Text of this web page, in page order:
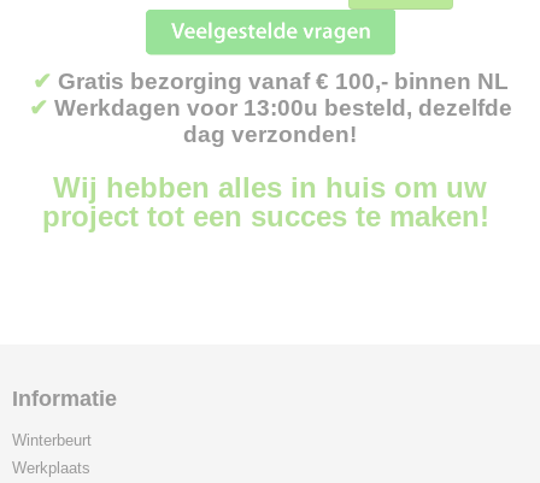
✔ Gratis bezorging vanaf € 100,- binnen NL
✔ Werkdagen voor 13:00u besteld, dezelfde
dag verzonden!
Wij hebben alles in huis om uw
project tot een succes te maken!
Informatie
Winterbeurt
Werkplaats